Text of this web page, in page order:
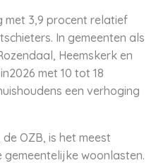
met 3,9 procent relatief
In gemeenten als
Heemskerk en
met 10 tot 18
een verhoging
OZB, is het meest
woonlasten.